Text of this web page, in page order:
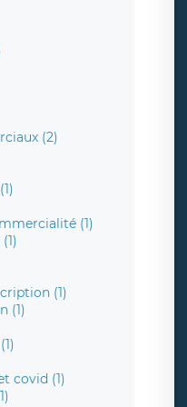
(2)
(1)
(1)
(1)
covid (1)